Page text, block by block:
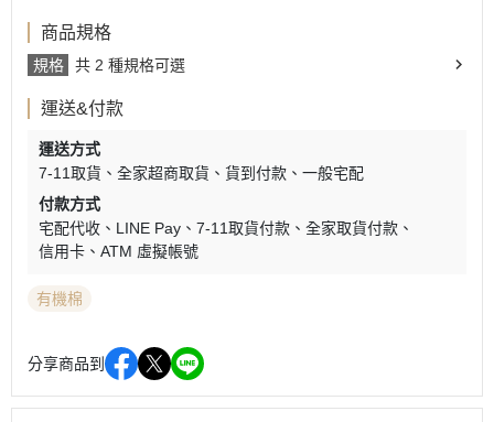
商品規格
規格 共 2 種規格可選
運送&付款
運送方式
7-11取貨
全家超商取貨 貨到付款
一般宅配
付款方式
宅配代收
LINE Pay 7-11取貨付款
全家取貨付款
信用卡
ATM 虛擬帳號
有機棉
分享商品到